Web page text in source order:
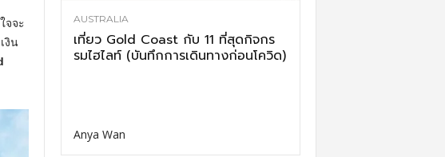
จจะ
งิน
AUSTRALIA
เที่ยว Gold Coast กับ 11 ที่สุดกิจกร
รมไฮไลท์ (บันทึกการเดินทางก่อนโควิด)
Anya Wan